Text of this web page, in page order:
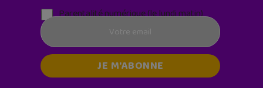
Parentalité numérique (le lundi matin)